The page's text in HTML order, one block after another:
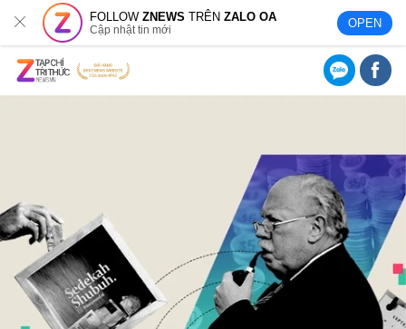
FOLLOWZNEWS TRÊNZALO OA
Cập nhật tin mới OPEN